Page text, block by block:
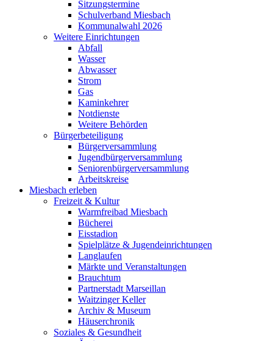
Sitzungstermine
Schulverband Miesbach
Kommunalwahl 2026
Weitere Einrichtungen
Abfall
Wasser
Abwasser
Strom
Gas
Kaminkehrer
Notdienste
Weitere Behörden
Bürgerbeteiligung
Bürgerversammlung
Jugendbürgerversammlung
Seniorenbürgerversammlung
Arbeitskreise
Miesbach erleben
Freizeit & Kultur
Warmfreibad Miesbach
Bücherei
Eisstadion
Spielplätze & Jugendeinrichtungen
Langlaufen
Märkte und Veranstaltungen
Brauchtum
Partnerstadt Marseillan
Waitzinger Keller
Archiv & Museum
Häuserchronik
Soziales & Gesundheit